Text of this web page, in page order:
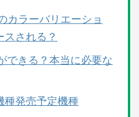
カラーバリエーショ
される？
できる？本当に必要な
種発売予定機種